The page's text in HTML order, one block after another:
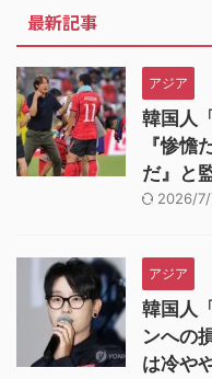
最新記事
アジア
韓国人
『惨憺
だ』と
2026/
アジア
韓国人
ンへの
は冷や